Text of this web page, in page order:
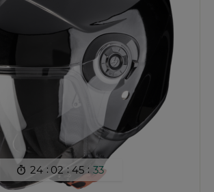
 24 : 02 : 45 : 32